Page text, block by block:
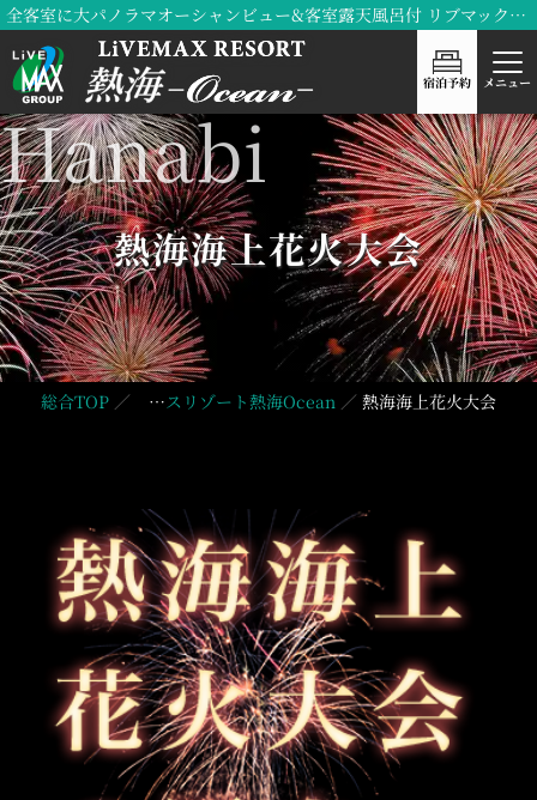
全客室に大パノラマオーシャンビュー&客室露天風呂付 リブマックスリゾート熱海Ocean
宿泊予約 メニュー
熱海海上花火大会
総合TOP リブマックスリゾート熱海Ocean 熱海海上花火大会